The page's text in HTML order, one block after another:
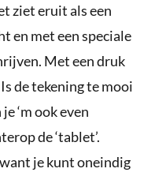
ziet eruit als een
en met een speciale
Met een druk
de tekening te mooi
‘m ook even
de ‘tablet’.
je kunt oneindig